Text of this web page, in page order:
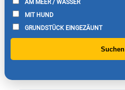
AM MEER / WASSER
MIT HUND
GRUNDSTÜCK EINGEZÄUNT
Suchen